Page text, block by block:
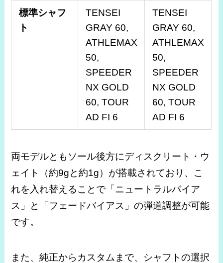
標準シャフ
ト
TENSEI
GRAY 60,
ATHLEMAX
50,
SPEEDER
NX GOLD
60, TOUR
AD FI 6
TENSEI
GRAY 60,
ATHLEMAX
50,
SPEEDER
NX GOLD
60, TOUR
AD FI 6
両モデルともソール後方にディスクリート・ウ
ェイト（約9gと約1g）が搭載されており、こ
れを入れ替えることで「ニュートラルバイア
ス」と「フェードバイアス」の弾道調整が可能
です。
また、純正からカスタムまで、シャフトの選択